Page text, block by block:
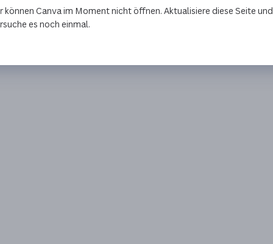
können Canva im Moment nicht öffnen. Aktualisiere diese Seite und
es noch einmal.